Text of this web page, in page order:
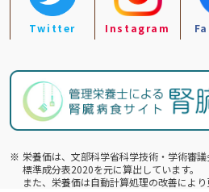
Twitter Instagram
※ 栄養価は、文部科学省科学技術・学術審
標準成分表2020を元に算出しています。
また、栄養価は自動計算処理の改善により